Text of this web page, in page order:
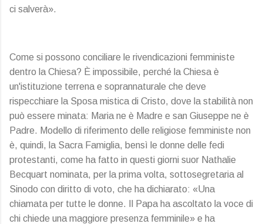
ci salverà».
Come si possono conciliare le rivendicazioni femministe
dentro la Chiesa? È impossibile, perché la Chiesa è
un'istituzione terrena e soprannaturale che deve
rispecchiare la Sposa mistica di Cristo, dove la stabilità non
può essere minata: Maria ne è Madre e san Giuseppe ne è
Padre. Modello di riferimento delle religiose femministe non
è, quindi, la Sacra Famiglia, bensì le donne delle fedi
protestanti, come ha fatto in questi giorni suor Nathalie
Becquart nominata, per la prima volta, sottosegretaria al
Sinodo con diritto di voto, che ha dichiarato: «Una
chiamata per tutte le donne. Il Papa ha ascoltato la voce di
chi chiede una maggiore presenza femminile» e ha